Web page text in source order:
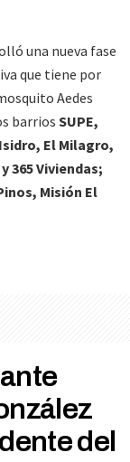
una nueva fase
que tiene por
Aedes
barrios SUPE,
El Milagro,
365 Viviendas;
Misión El
del